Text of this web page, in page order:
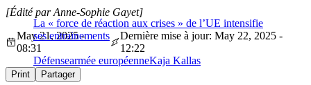
La « force de réaction aux crises » de l’UE intensifie
ses entrainements
[Édité par Anne-Sophie Gayet]
May 21, 2025 -
08:31
Dernière mise à jour: May 22, 2025 -
12:22
Défensearmée européenneKaja Kallas
Print Partager